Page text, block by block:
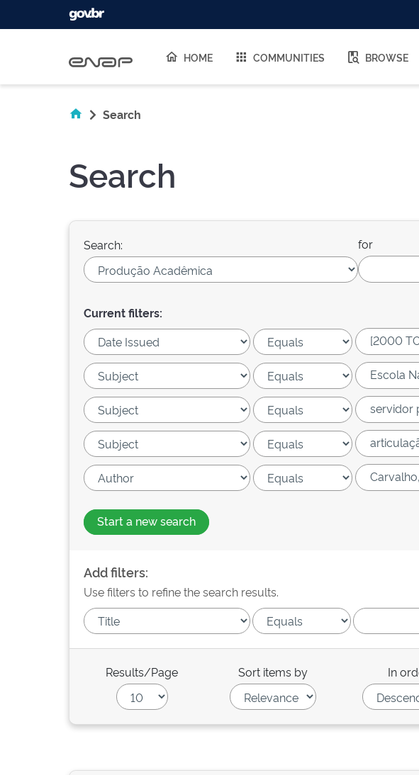
HOME COMMUNITIES BROWSE
Search
Search
Search: for
Current filters:
Start a new search
Add filters:
Use filters to refine the search results.
Results/Page Sort items by In